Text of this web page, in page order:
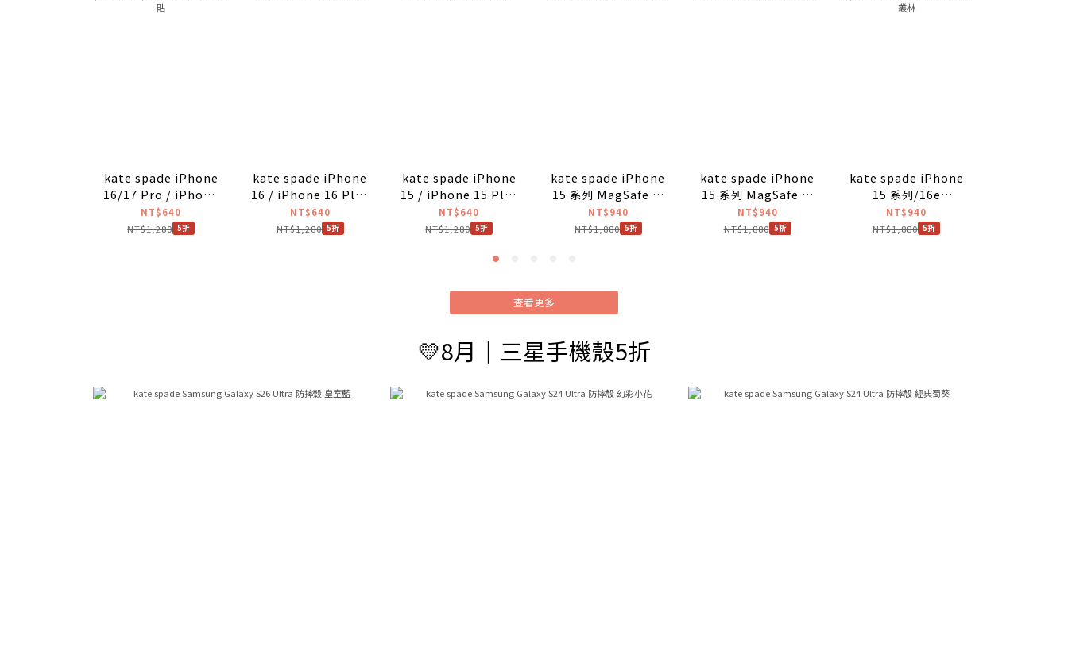
kate spade iPhone
16/17 Pro / iPhone
16/17 Pro Max鏡頭晶
鑽貼
NT$640
NT$1,280 5折
kate spade iPhone
16 / iPhone 16 Plus
鏡頭晶鑽貼
NT$640
NT$1,280 5折
kate spade iPhone
15 / iPhone 15 Plus
鏡頭晶鑽貼
NT$640
NT$1,280 5折
kate spade iPhone
15 系列 MagSafe 精
品手機殼 初春花語
NT$940
NT$1,880 5折
kate spade iPhone
15 系列 MagSafe 精
品手機殼 秘密花園
NT$940
NT$1,880 5折
kate spade iPhone
15 系列/16e
MagSafe 精品手機殼
神秘叢林
NT$940
NT$1,880 5折
查看更多
💛8月｜三星手機殼5折